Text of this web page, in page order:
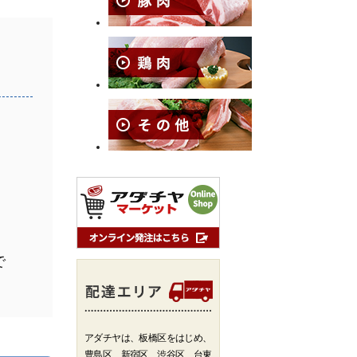
アダチヤは、板橋区をはじめ、
豊島区、新宿区、渋谷区、台東